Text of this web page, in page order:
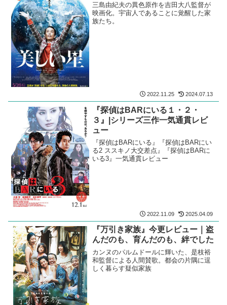
三島由紀夫の異色原作を吉田大八監督が
映画化。宇宙人であることに覚醒した家
族たち。
2022.11.25 2024.07.13
『探偵はBARにいる１・２・
３』|シリーズ三作一気通貫レビ
ュー
『探偵はBARにいる』『探偵はBARにい
る2 ススキノ大交差点』『探偵はBARに
いる3』一気通貫レビュー
2022.11.09 2025.04.09
『万引き家族』今更レビュー｜盗
んだのも、育んだのも、絆でした
カンヌのパルムドールに輝いた、是枝裕
和監督による人間賛歌。都会の片隅に逞
しく暮らす疑似家族